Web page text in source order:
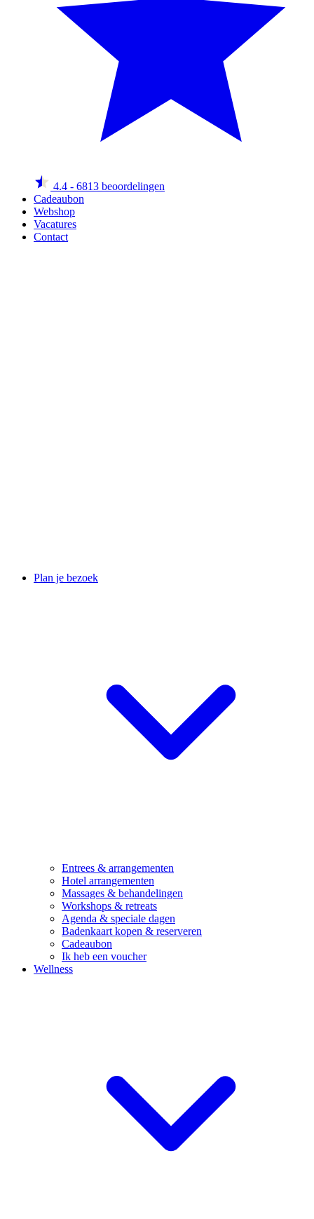
4.4 - 6813 beoordelingen
Cadeaubon
Webshop
Vacatures
Contact
Plan je bezoek
Entrees & arrangementen
Hotel arrangementen
Massages & behandelingen
Workshops & retreats
Agenda & speciale dagen
Badenkaart kopen & reserveren
Cadeaubon
Ik heb een voucher
Wellness